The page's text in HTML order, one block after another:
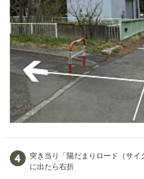
突き当り「陽だまりロード（サイ
に出たら右折